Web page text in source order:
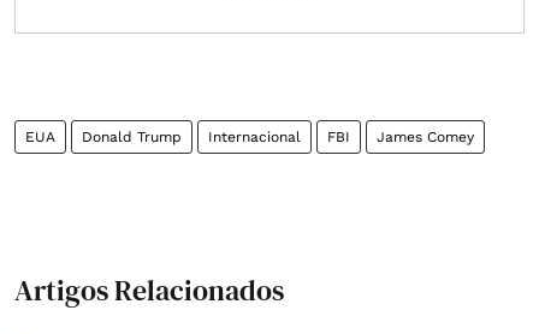
EUA Donald Trump Internacional FBI James Comey
Artigos Relacionados